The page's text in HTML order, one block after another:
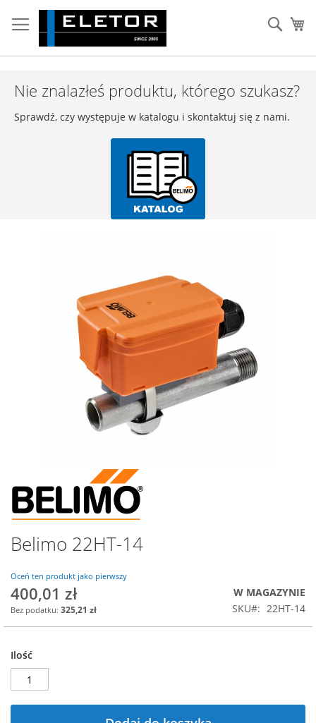
do
treści
Nie znalazłeś produktu, którego szukasz?
Sprawdź, czy występuje w katalogu i skontaktuj się z nami.
Belimo 22HT-14
Oceń ten produkt jako pierwszy
Special
Price
400,01 zł
325,21 zł
W MAGAZYNIE
SKU
22HT-14
Ilość
na
początek
galerii